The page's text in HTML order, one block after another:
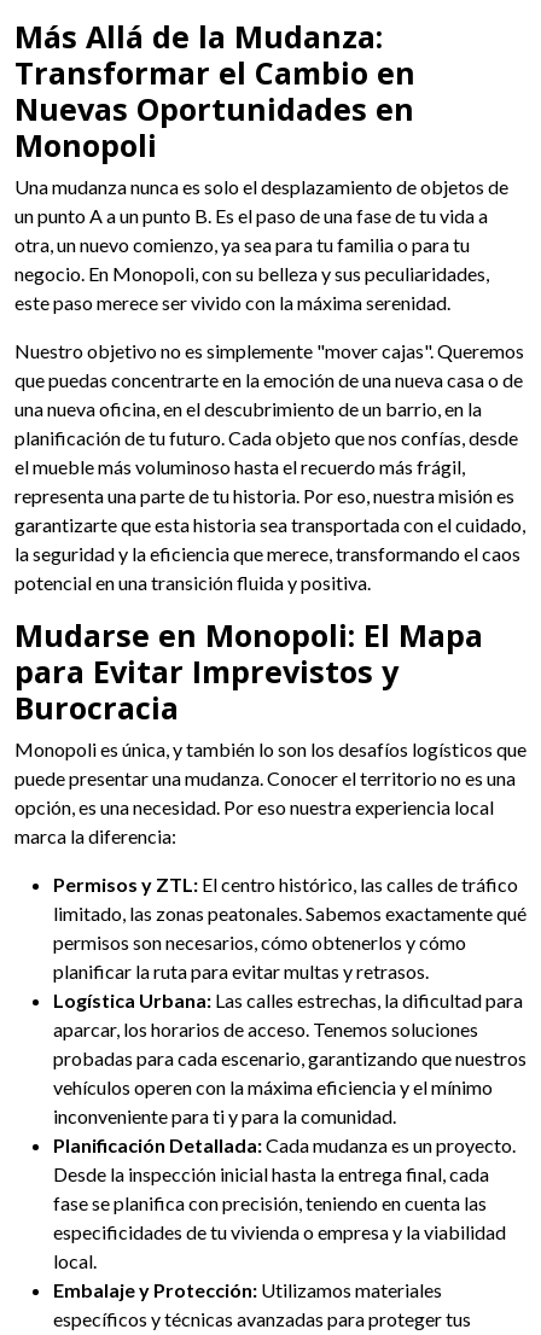
Más Allá de la Mudanza:
Transformar el Cambio en
Nuevas Oportunidades en
Monopoli
Una mudanza nunca es solo el desplazamiento de objetos de
un punto A a un punto B. Es el paso de una fase de tu vida a
otra, un nuevo comienzo, ya sea para tu familia o para tu
negocio. En Monopoli, con su belleza y sus peculiaridades,
este paso merece ser vivido con la máxima serenidad.
Nuestro objetivo no es simplemente "mover cajas". Queremos
que puedas concentrarte en la emoción de una nueva casa o de
una nueva oficina, en el descubrimiento de un barrio, en la
planificación de tu futuro. Cada objeto que nos confías, desde
el mueble más voluminoso hasta el recuerdo más frágil,
representa una parte de tu historia. Por eso, nuestra misión es
garantizarte que esta historia sea transportada con el cuidado,
la seguridad y la eficiencia que merece, transformando el caos
potencial en una transición fluida y positiva.
Mudarse en Monopoli: El Mapa
para Evitar Imprevistos y
Burocracia
Monopoli es única, y también lo son los desafíos logísticos que
puede presentar una mudanza. Conocer el territorio no es una
opción, es una necesidad. Por eso nuestra experiencia local
marca la diferencia:
Permisos y ZTL: El centro histórico, las calles de tráfico
limitado, las zonas peatonales. Sabemos exactamente qué
permisos son necesarios, cómo obtenerlos y cómo
planificar la ruta para evitar multas y retrasos.
Logística Urbana: Las calles estrechas, la dificultad para
aparcar, los horarios de acceso. Tenemos soluciones
probadas para cada escenario, garantizando que nuestros
vehículos operen con la máxima eficiencia y el mínimo
inconveniente para ti y para la comunidad.
Planificación Detallada:Cada mudanza es un proyecto.
Desde la inspección inicial hasta la entrega final, cada
fase se planifica con precisión, teniendo en cuenta las
especificidades de tu vivienda o empresa y la viabilidad
local.
Embalaje y Protección: Utilizamos materiales
específicos y técnicas avanzadas para proteger tus